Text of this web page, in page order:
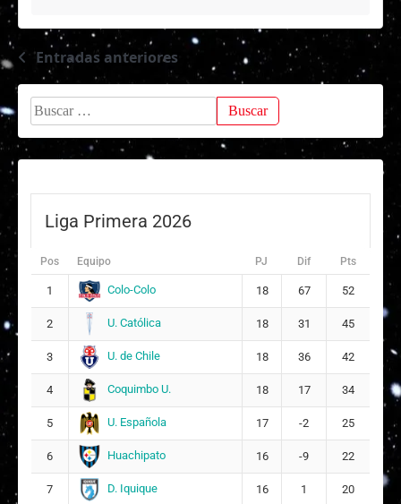
Navegación
de
entradas
Entradas anteriores
Buscar:
Liga Primera 2026
Pos Equipo PJ Dif Pts
1 Colo-Colo 18 67 52
2 U. Católica 18 31 45
3 U. de Chile 18 36 42
4 Coquimbo U. 18 17 34
5 U. Española 17 -2 25
6 Huachipato 16 -9 22
7 D. Iquique 16 1 20